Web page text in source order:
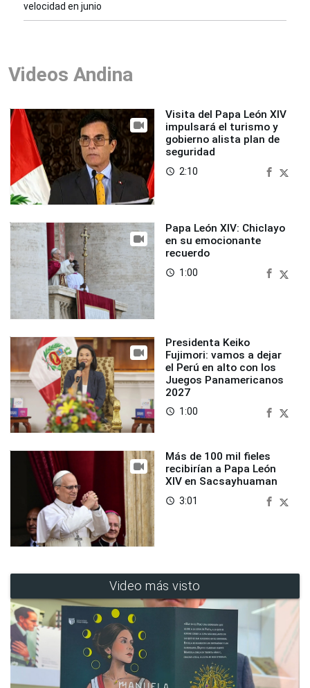
velocidad en junio
Videos Andina
Visita del Papa León XIV
impulsará el turismo y
gobierno alista plan de
seguridad
access_time 2:10
Papa León XIV: Chiclayo
en su emocionante
recuerdo
access_time 1:00
Presidenta Keiko
Fujimori: vamos a dejar
el Perú en alto con los
Juegos Panamericanos
2027
access_time 1:00
Más de 100 mil fieles
recibirían a Papa León
XIV en Sacsayhuaman
access_time 3:01
Video más visto